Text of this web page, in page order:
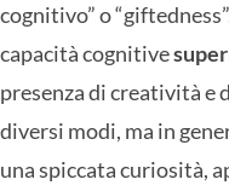
cognitivo” o
capacità cognitive
presenza di creatività e
diversi modi, ma in
una spiccata curiosità,